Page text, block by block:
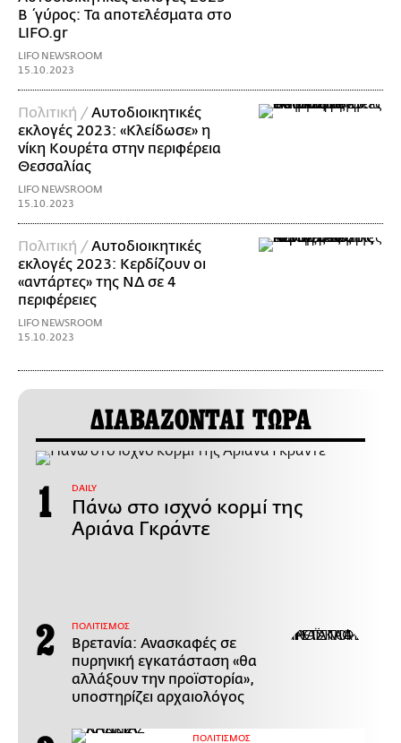
Β΄γύρος: Τα αποτελέσματα στο
LIFO.gr
LIFO NEWSROOM
15.10.2023
Πολιτική /Αυτοδιοικητικές
εκλογές 2023: «Κλείδωσε» η
νίκη Κουρέτα στην περιφέρεια
Θεσσαλίας
LIFO NEWSROOM
15.10.2023
Πολιτική /Αυτοδιοικητικές
εκλογές 2023: Κερδίζουν οι
«αντάρτες» της ΝΔ σε 4
περιφέρειες
LIFO NEWSROOM
15.10.2023
ΔΙΑΒΑΖΟΝΤΑΙ ΤΩΡΑ
DAILY
Πάνω στο ισχνό κορμί της
Αριάνα Γκράντε
ΠΟΛΙΤΙΣΜΟΣ
Βρετανία: Ανασκαφές σε
πυρηνική εγκατάσταση «θα
αλλάξουν την προϊστορία»,
υποστηρίζει αρχαιολόγος
ΠΟΛΙΤΙΣΜΟΣ